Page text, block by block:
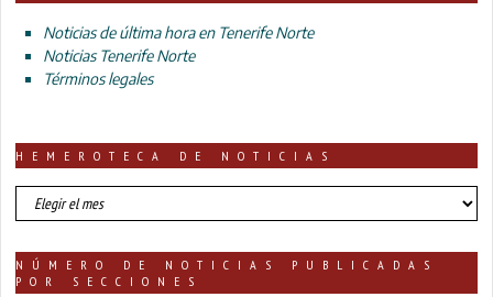
Noticias de última hora en Tenerife Norte
Noticias Tenerife Norte
Términos legales
HEMEROTECA DE NOTICIAS
HEMEROTECA
DE
NÚMERO DE NOTICIAS PUBLICADAS
POR SECCIONES